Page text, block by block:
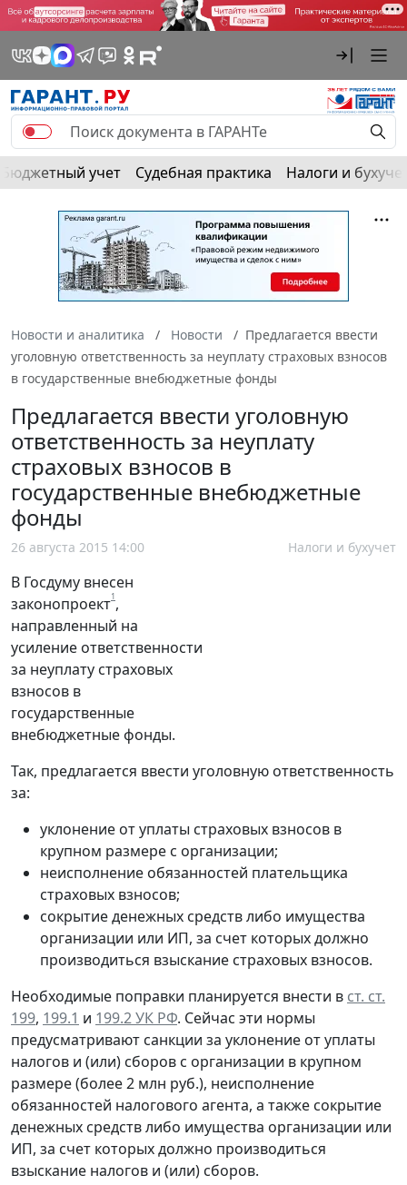
Бюджетный учет Судебная практика Налоги и
Новости и аналитика Новости
Предлагается ввести
уголовную ответственность за неуплату страховых взносов
в государственные внебюджетные фонды
Предлагается ввести уголовную
ответственность за неуплату
страховых взносов в
государственные внебюджетные
фонды
26 августа 2015 14:00 Налоги и бухучет
В Госдуму внесен
законопроект1,
направленный на
усиление ответственности
за неуплату страховых
взносов в
государственные
внебюджетные фонды.
Так, предлагается ввести уголовную ответственность
за:
уклонение от уплаты страховых взносов в
крупном размере с организации;
неисполнение обязанностей плательщика
страховых взносов;
сокрытие денежных средств либо имущества
организации или ИП, за счет которых должно
производиться взыскание страховых взносов.
Необходимые поправки планируется внести в ст. ст.
199, 199.1 и 199.2 УК РФ. Сейчас эти нормы
предусматривают санкции за уклонение от уплаты
налогов и (или) сборов с организации в крупном
размере (более 2 млн руб.), неисполнение
обязанностей налогового агента, а также сокрытие
денежных средств либо имущества организации или
ИП, за счет которых должно производиться
взыскание налогов и (или) сборов.